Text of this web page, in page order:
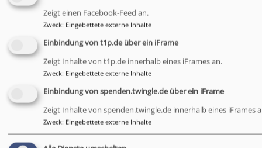
Fortbildung zum
Beschwerdemanagement
im Dekanatsbezirk
Bayreuth
Zeigt einen Facebook-Feed an.
Zweck: Eingebettete externe Inhalte
Einbindung von t1p.de über ein iFrame
Zeigt Inhalte von t1p.de innerhalb eines iFrames an.
Zweck: Eingebettete externe Inhalte
Einbindung von spenden.twingle.de über ein iFrame
Zeigt Inhalte von spenden.twingle.de innerhalb eines iFrames
Zweck: Eingebettete externe Inhalte